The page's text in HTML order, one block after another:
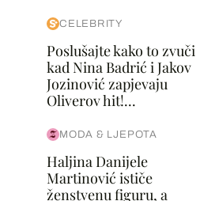
CELEBRITY
Poslušajte kako to zvuči
kad Nina Badrić i Jakov
Jozinović zapjevaju
Oliverov hit!...
MODA & LJEPOTA
Haljina Danijele
Martinović ističe
ženstvenu figuru, a